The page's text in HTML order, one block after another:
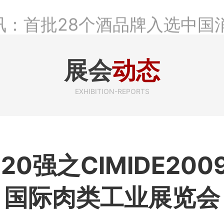
不仅仅是荣誉那么简单
：2024年上市酒企业第三
酒、啤酒、葡萄酒、黄酒）
展会动态
EXHIBITION-REPORTS
强之
国际肉类工业展览会